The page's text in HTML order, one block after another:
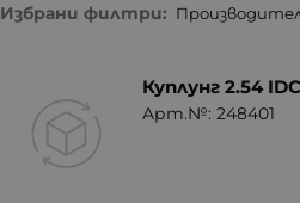
Избрани филтри:
Куплунг 2.54
Арт.№: 248401